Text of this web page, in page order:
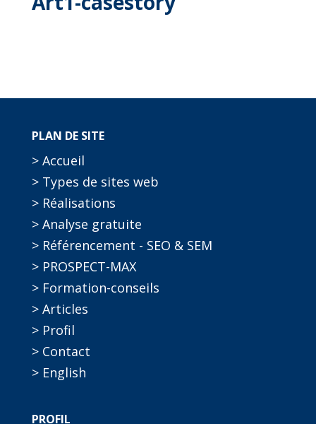
PLAN DE SITE
> Accueil
> Types de sites web
> Réalisations
> Analyse gratuite
> Référencement - SEO & SEM
> PROSPECT-MAX
> Formation-conseils
> Articles
> Profil
> Contact
> English
PROFIL